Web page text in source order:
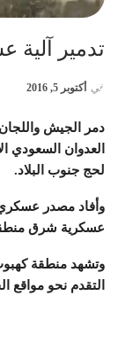
تدمير آلية
في أكتوبر 5, 2016
دمر الجيش واللجان
العدوان السعودي
لحج جنوب البلاد.
وأفاد مصدر عسكري
عسكرية شرق
وتشهد منطقة
التقدم نحو مواقع